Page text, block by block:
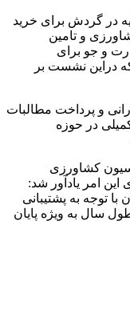
در گردش برای خرید
و تامین
و جو برای
که دراین نشست بر
و پرداخت مطالبات
در حوزه
کشاورزی
این امر یادآور شد:
توجه به پشتیبانی
سال به ویژه پایان